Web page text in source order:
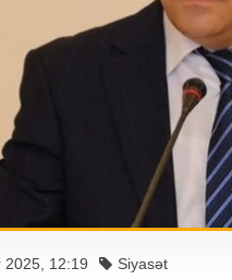
2025, 12:19 Siyasət